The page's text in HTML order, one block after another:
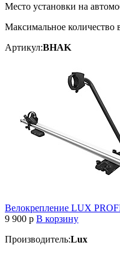
Место установки на
Максимальное количество
Артикул:BHAK
Велокрепление LUX
9 900 p В корзину
Производитель:Lux